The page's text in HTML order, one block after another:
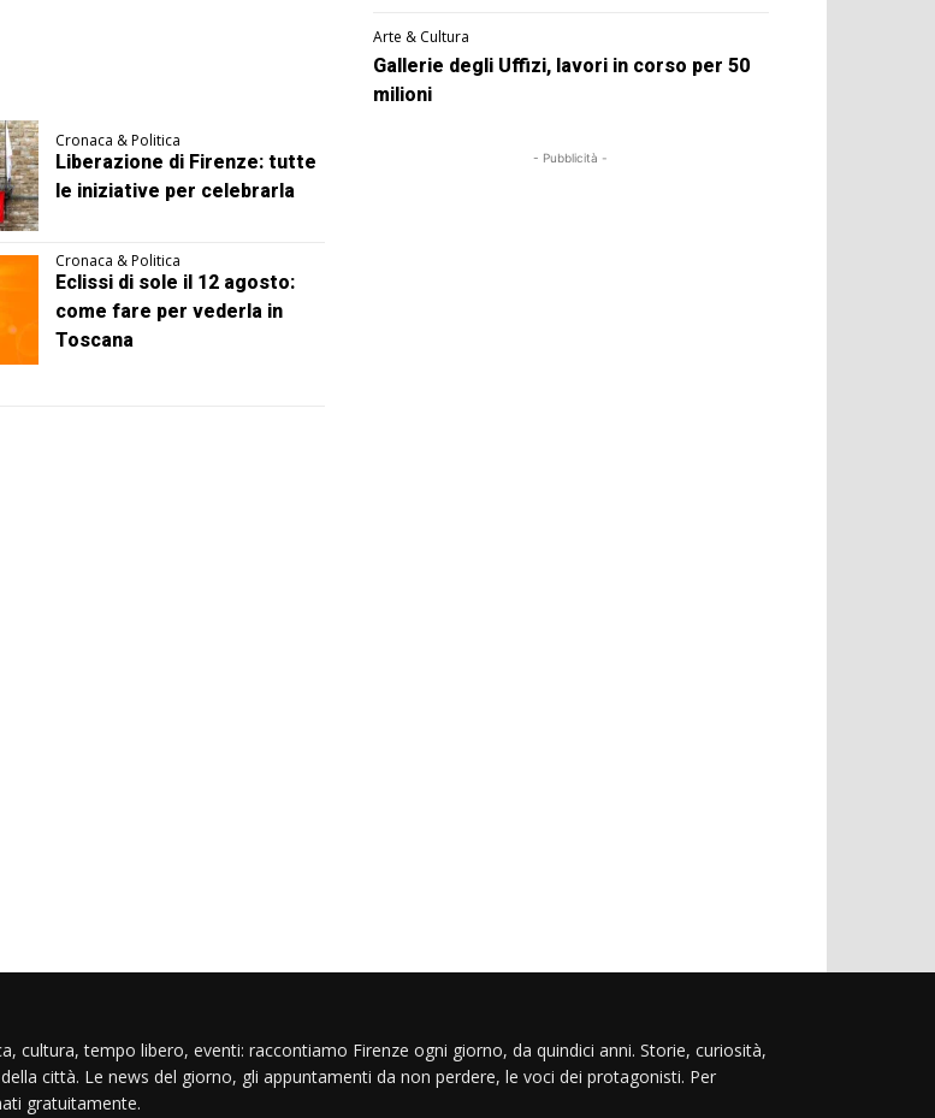
Cronaca & Politica
Liberazione di Firenze: tutte
le iniziative per celebrarla
Cronaca & Politica
Eclissi di sole il 12 agosto:
come fare per vederla in
Toscana
Arte & Cultura
Gallerie degli Uffizi, lavori in corso per 50
milioni
- Pubblicità -
cultura, tempo libero, eventi: raccontiamo Firenze ogni giorno, da quindici anni. Storie, curiosità,
città. Le news del giorno, gli appuntamenti da non perdere, le voci dei protagonisti. Per
gratuitamente.